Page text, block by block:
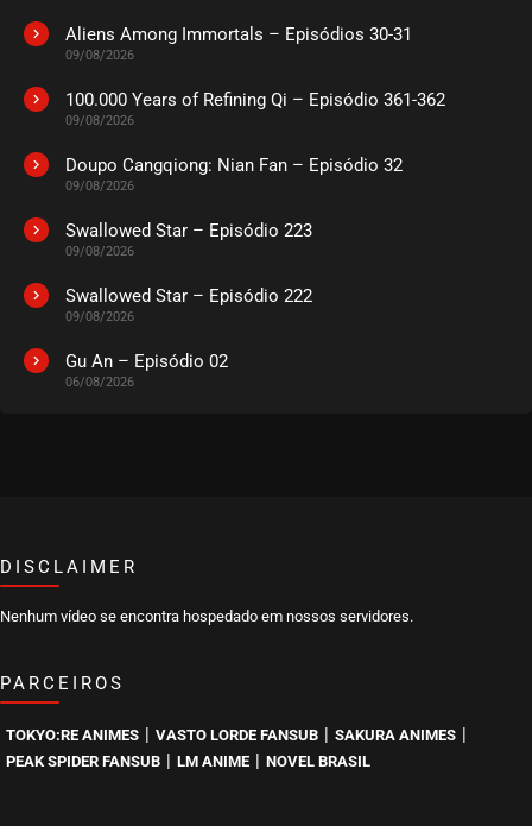
Aliens Among Immortals – Episódios 30-31
09/08/2026
100.000 Years of Refining Qi – Episódio 361-362
09/08/2026
Doupo Cangqiong: Nian Fan – Episódio 32
09/08/2026
Swallowed Star – Episódio 223
09/08/2026
Swallowed Star – Episódio 222
09/08/2026
Gu An – Episódio 02
06/08/2026
DISCLAIMER
Nenhum vídeo se encontra hospedado em nossos servidores.
PARCEIROS
TOKYO:RE ANIMES VASTO LORDE FANSUB SAKURA ANIMES
PEAK SPIDER FANSUB LM ANIME NOVEL BRASIL